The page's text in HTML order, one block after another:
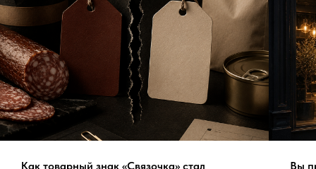
Как товарный знак «Связочка» стал Вы